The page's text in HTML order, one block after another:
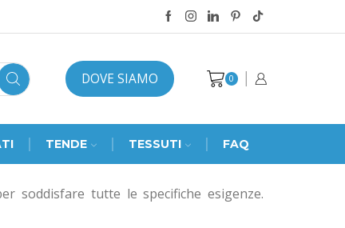
DOVE SIAMO 0
TENDE TESSUTI FAQ
soddisfare tutte le specifiche esigenze.